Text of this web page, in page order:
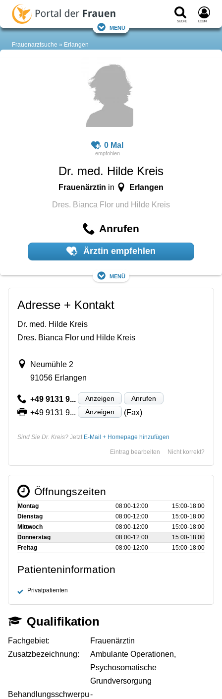
Suche Login
Menü
Frauenarztsuche Erlangen
0 Mal
Dr. med. Hilde Kreis
Frauenärztin in Erlangen
Dres. Bianca Flor und Hilde Kreis
Anrufen
Ärztin empfehlen
Menü
Adresse + Kontakt
Dr. med. Hilde Kreis
Dres. Bianca Flor und Hilde Kreis
Neumühle 2
91056 Erlangen
+49 9131 9... Anzeigen Anrufen
+49 9131 9... Anzeigen (Fax)
Sind Sie Dr. Kreis? Jetzt E-Mail + Homepage hinzufügen
Nicht korrekt?
Eintrag bearbeiten
Öffnungszeiten
Montag 08:00‑12:00
15:00‑18:00
Dienstag
08:00‑12:00
15:00‑18:00
Mittwoch
08:00‑12:00
15:00‑18:00
Donnerstag
08:00‑12:00
15:00‑18:00
Freitag
08:00‑12:00 15:00‑18:00
Patienteninformation
Privatpatienten
Qualifikation
Fachgebiet:
Frauenärztin
Zusatzbezeichnung:
Ambulante Operationen,
Psychosomatische
Grundversorgung
Behandlungsschwerpu-